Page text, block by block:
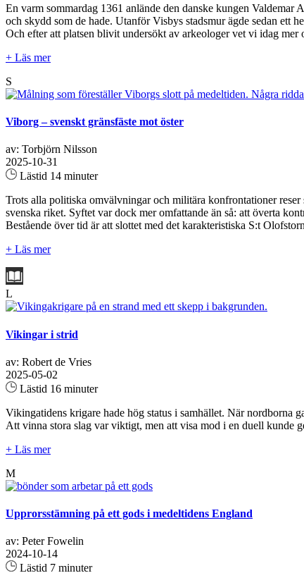
En varm sommardag 1361 anlände den danske kungen
och skydd som de hade. Utanför Visbys stadsmur ägde sedan ett
Och efter att platsen blivit undersökt av arkeologer vet vi idag mer
+ Läs mer
S
Viborg – svenskt gränsfäste mot öster
av: Torbjörn Nilsson
2025-10-31
Lästid 14 minuter
Trots alla politiska omvälvningar och militära konfrontationer
svenska riket. Syftet var dock mer omfattande än så: att överta
Bestående över tid är att slottet med det karakteristiska S:t
+ Läs mer
L
Vikingar i strid
av: Robert de Vries
2025-05-02
Lästid 16 minuter
Vikingatidens krigare hade hög status i samhället. När nordborna
Att vinna stora slag var viktigt, men att visa mod i en duell kunde
+ Läs mer
M
Upprorsstämning på ett gods i medeltidens England
av: Peter Fowelin
2024-10-14
Lästid 7 minuter